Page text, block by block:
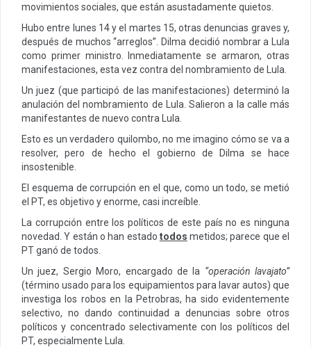
movimientos sociales, que están asustadamente quietos.
Hubo entre lunes 14 y el martes 15, otras denuncias graves y,
después de muchos “arreglos”. Dilma decidió nombrar a Lula
como primer ministro. Inmediatamente se armaron, otras
manifestaciones, esta vez contra del nombramiento de Lula.
Un juez (que participó de las manifestaciones) determinó la
anulación del nombramiento de Lula. Salieron a la calle más
manifestantes de nuevo contra Lula.
Esto es un verdadero quilombo, no me imagino cómo se va a
resolver, pero de hecho el gobierno de Dilma se hace
insostenible.
El esquema de corrupción en el que, como un todo, se metió
el PT, es objetivo y enorme, casi increíble.
La corrupción entre los políticos de este país no es ninguna
novedad. Y están o han estado todos metidos; parece que el
PT ganó de todos.
Un juez, Sergio Moro, encargado de la “operación lavajato”
(término usado para los equipamientos para lavar autos) que
investiga los robos en la Petrobras, ha sido evidentemente
selectivo, no dando continuidad a denuncias sobre otros
políticos y concentrado selectivamente con los políticos del
PT, especialmente Lula.